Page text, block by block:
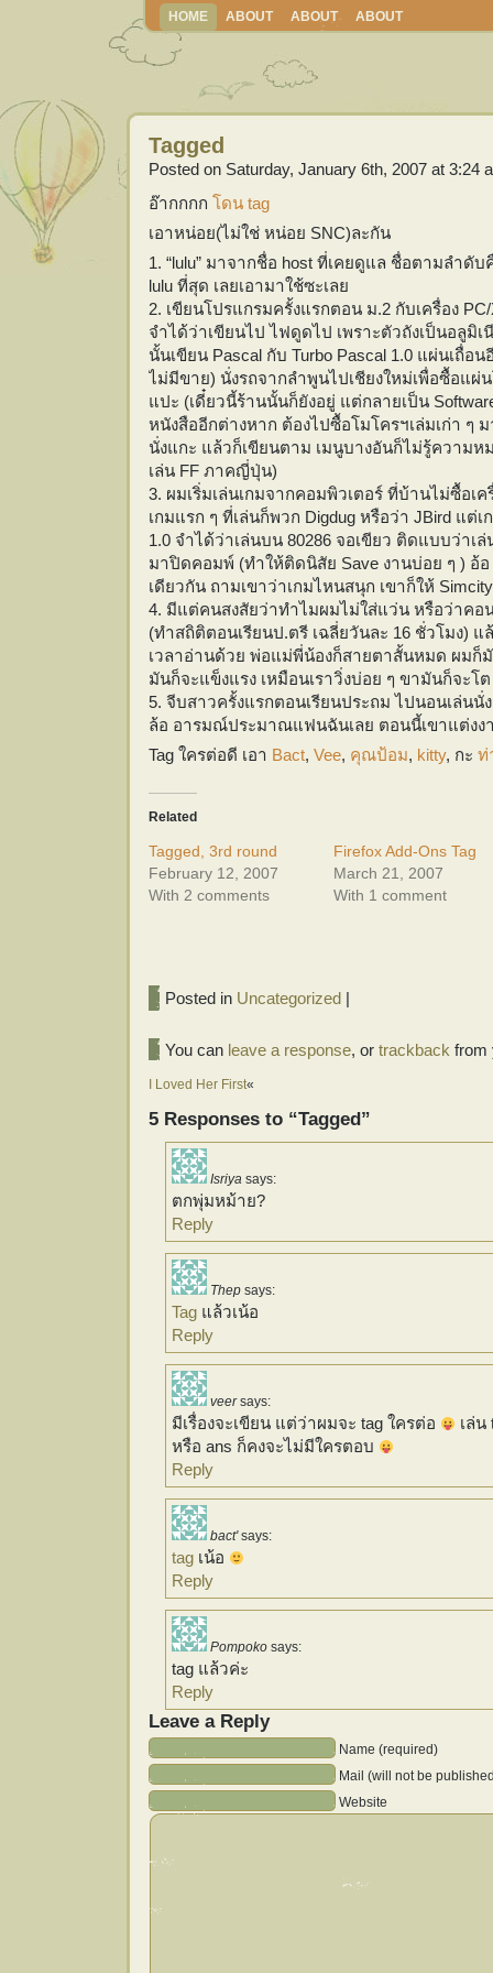
HOME ABOUT ABOUT ABOUT
Tagged
Posted on Saturday, January 6th, 2007 at 3:24
อ๊ากกกก โดน tag
เอาหน่อย(ไม่ใช่ หน่อย SNC)ละกัน
1. “lulu” มาจากชื่อ host ที่เคยดูแล ชื่อตามลำดับ
lulu ที่สุด เลยเอามาใช้ซะเลย
2. เขียนโปรแกรมครั้งแรกตอน ม.2 กับเครื่อง
จำได้ว่าเขียนไป ไฟดูดไป เพราะตัวถังเป็นอลูมิ
นั้นเขียน Pascal กับ Turbo Pascal 1.0 แผ่นเถื่อ
ไม่มีขาย) นั่งรถจากลำพูนไปเชียงใหม่เพื่อซื้อแผ่
แปะ (เดี๋ยวนี้ร้านนั้นก็ยังอยู่ แต่กลายเป็น
หนังสืออีกต่างหาก ต้องไปซื้อโมโครฯเล่มเก่า ๆ
นั่งแกะ แล้วก็เขียนตาม เมนูบางอันก็ไม่รู้ความห
เล่น FF ภาคญี่ปุ่น)
3. ผมเริ่มเล่นเกมจากคอมพิวเตอร์ ที่บ้านไม่ซื้อเค
เกมแรก ๆ ที่เล่นก็พวก Digdug หรือว่า JBird แต่
1.0 จำได้ว่าเล่นบน 80286 จอเขียว ติดแบบว่า
มาปิดคอมพ์ (ทำให้ติดนิสัย Save งานบ่อย ๆ ) อ้
เดียวกัน ถามเขาว่าเกมไหนสนุก เขาก็ให้
4. มีแต่คนสงสัยว่าทำไมผมไม่ใส่แว่น หรือว่าคอ
(ทำสถิติตอนเรียนป.ตรี เฉลี่ยวันละ 16 ชั่วโมง) แ
เวลาอ่านด้วย พ่อแม่พี่น้องก็สายตาสั้นหมด ผมก็
มันก็จะแข็งแรง เหมือนเราวิ่งบ่อย ๆ ขามันก็จะโ
5. จีบสาวครั้งแรกตอนเรียนประถม ไปนอนเล่น
ล้อ อารมณ์ประมาณแฟนฉันเลย ตอนนี้เขาแต่ง
Tag ใครต่อดี เอา Bact, Vee, คุณป้อม, kitty, กะ ท่
Related
Tagged, 3rd round
February 12, 2007
With 2 comments
Firefox Add-Ons Tag
March 21, 2007
With 1 comment
Posted in Uncategorized |
You can leave a response, or trackback from
I Loved Her First«
5 Responses to “Tagged”
Isriya says:
ตกพุ่มหม้าย?
Reply
Thep says:
Tag แล้วเน้อ
Reply
veer says:
มีเรื่องจะเขียน แต่ว่าผมจะ tag ใครต่อ
เล่น
หรือ ans ก็คงจะไม่มีใครตอบ
Reply
bact' says:
tag เน้อ
Reply
Pompoko says:
tag แล้วค่ะ
Reply
Leave a Reply
Name (required)
Mail (will not be
Website